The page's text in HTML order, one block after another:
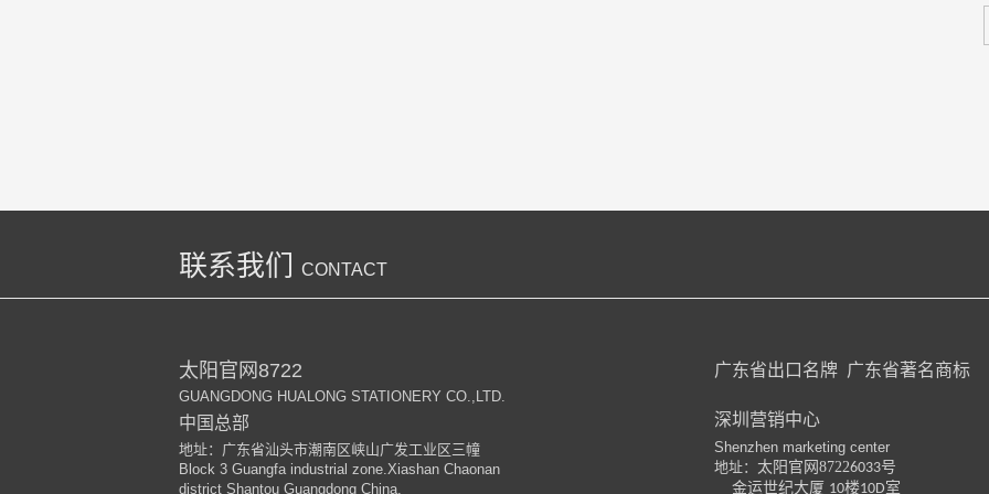
联系我们 CONTACT
太阳官网8722
GUANGDONG HUALONG STATIONERY CO.,LTD.
中国总部
地址：广东省汕头市潮南区峡山广发工业区三幢
Block 3 Guangfa industrial zone.Xiashan Chaonan
district Shantou Guangdong China.
广东省出口名牌 广东省著名商标
深圳营销中心
Shenzhen marketing center
地址： 太阳官网87226033号
金运世纪大厦 10楼10D室